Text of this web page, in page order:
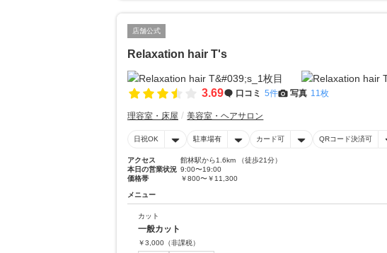
店舗公式
Relaxation hair T's
3.69 口コミ 5件 写真 11枚
理容室・床屋 美容室・ヘアサロン
日祝OK 駐車場有 カード可 QRコード決済可
アクセス
館林駅から1.6km （徒歩21分）
本日の営業状況 9:00〜19:00
価格帯
￥800〜￥11,300
メニュー
カット
一般カット
￥3,000 （非課税）